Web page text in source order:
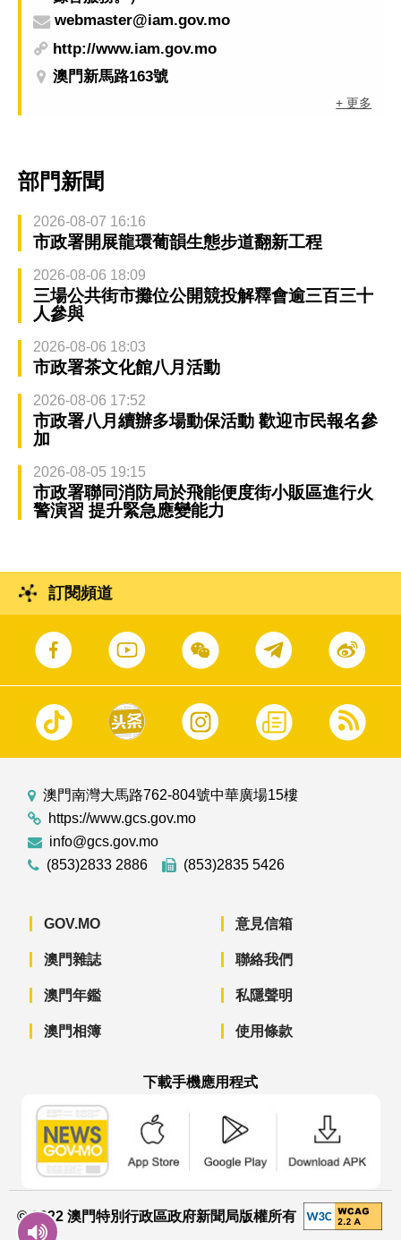
webmaster@iam.gov.mo
http://www.iam.gov.mo
澳門新馬路163號
+ 更多
部門新聞
2026-08-07 16:16
市政署開展龍環葡韻生態步道翻新工程
2026-08-06 18:09
三場公共街市攤位公開競投解釋會逾三百三十
人參與
2026-08-06 18:03
市政署茶文化館八月活動
2026-08-06 17:52
市政署八月續辦多場動保活動 歡迎市民報名參
加
2026-08-05 19:15
市政署聯同消防局於飛能便度街小販區進行火
警演習 提升緊急應變能力
訂閱頻道
澳門南灣大馬路762-804號中華廣場15樓
https://www.gcs.gov.mo
info@gcs.gov.mo
(853)2833 2886
(853)2835 5426
GOV.MO
澳門雜誌
澳門年鑑
澳門相簿
意見信箱
聯絡我們
私隱聲明
使用條款
下載手機應用程式
© 2022 澳門特別行政區政府新聞局版權所有